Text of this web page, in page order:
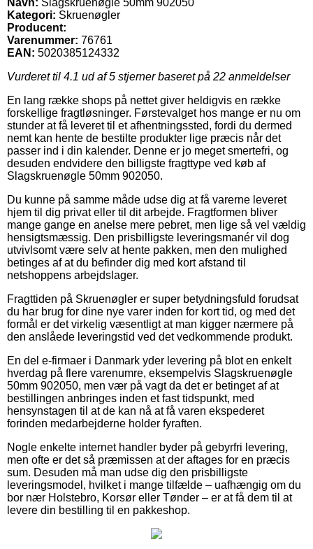
Kategori: Skruenøgler
Producent:
Varenummer: 76761
EAN: 5020385124332
Vurderet til 4.1 ud af 5 stjerner baseret på 22 anmeldelser
En lang række shops på nettet giver heldigvis en række
forskellige fragtløsninger. Førstevalget hos mange er nu om
stunder at få leveret til et afhentningssted, fordi du dermed
nemt kan hente de bestilte produkter lige præcis når det
passer ind i din kalender. Denne er jo meget smertefri, og
desuden endvidere den billigste fragttype ved køb af
Slagskruenøgle 50mm 902050.
Du kunne på samme måde udse dig at få varerne leveret
hjem til dig privat eller til dit arbejde. Fragtformen bliver
mange gange en anelse mere pebret, men lige så vel vældig
hensigtsmæssig. Den prisbilligste leveringsmanér vil dog
utvivlsomt være selv at hente pakken, men den mulighed
betinges af at du befinder dig med kort afstand til
netshoppens arbejdslager.
Fragttiden på Skruenøgler er super betydningsfuld forudsat
du har brug for dine nye varer inden for kort tid, og med det
formål er det virkelig væsentligt at man kigger nærmere på
den anslåede leveringstid ved det vedkommende produkt.
En del e-firmaer i Danmark yder levering på blot en enkelt
hverdag på flere varenumre, eksempelvis Slagskruenøgle
50mm 902050, men vær på vagt da det er betinget af at
bestillingen anbringes inden et fast tidspunkt, med
hensynstagen til at de kan nå at få varen ekspederet
forinden medarbejderne holder fyraften.
Nogle enkelte internet handler byder på gebyrfri levering,
men ofte er det så præmissen at der aftages for en præcis
sum. Desuden må man udse dig den prisbilligste
leveringsmodel, hvilket i mange tilfælde – uafhængig om du
bor nær Holstebro, Korsør eller Tønder – er at få dem til at
levere din bestilling til en pakkeshop.